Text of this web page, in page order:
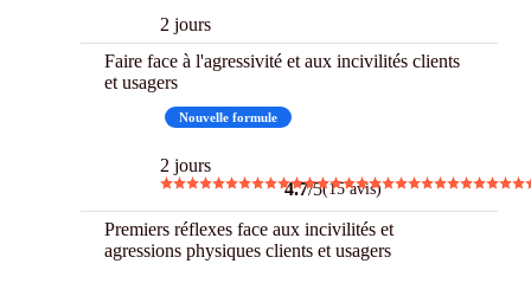
2 jours
Faire face à l'agressivité et aux incivilités clients
et usagers
Nouvelle formule
2 jours
4.7/5(15 avis)
Premiers réflexes face aux incivilités et
agressions physiques clients et usagers